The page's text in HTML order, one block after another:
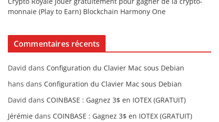
monnaie (Play to Earn) Blockchain Harmony One
Commentaires récents
David dans Configuration du Clavier Mac sous Debian
hans dans Configuration du Clavier Mac sous Debian
David dans COINBASE : Gagnez 3$ en IOTEX (GRATUIT)
Jérémie dans COINBASE : Gagnez 3$ en IOTEX (GRATUIT)